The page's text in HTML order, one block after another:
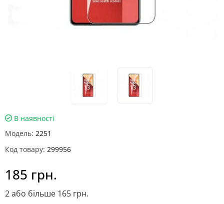
В наявності
Модель: 2251
Код товару: 299956
185 грн.
2 або більше 165 грн.